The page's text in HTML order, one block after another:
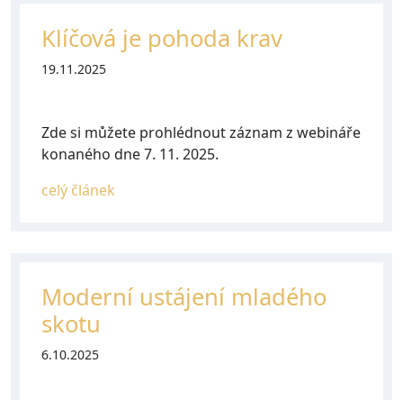
Klíčová je pohoda krav
19.11.2025
Zde si můžete prohlédnout záznam z webináře
konaného dne 7. 11. 2025.
celý článek
Moderní ustájení mladého
skotu
6.10.2025